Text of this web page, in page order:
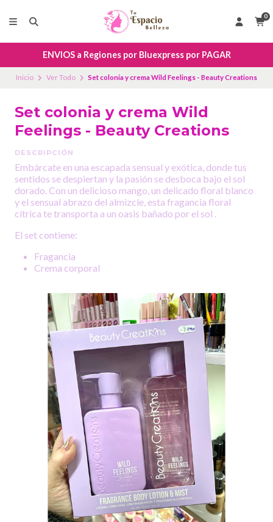
0
ENVIOS a Regiones por Bluexpress por PAGAR
Inicio Ver Todo Set colonia y crema Wild Feelings - Beauty Creations
Set colonia y crema Wild
Feelings - Beauty Creations
DESCRIPCIÓN
Embárcate en una escapada sensual y exótica, donde tus
sentidos se despiertan y la pasión se desboca bajo el sol
dorado. Con un delicioso mango, un delicado floral blanco
y el sensual abrazo del almizcle, esta fragancia floral
cítrica te transporta a un oasis bañado por el sol .
El set contiene:
Fragancia
Crema corporal